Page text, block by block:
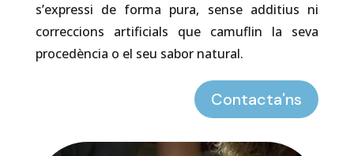
s’expressi de forma pura, sense additius ni
correccions artificials que camuflin la seva
procedència o el seu sabor natural.
Contacta'ns